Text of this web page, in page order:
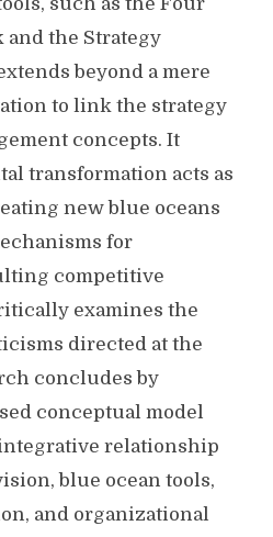
the Strategy
beyond a mere
to link the strategy
concepts. It
transformation acts as
new blue oceans
for
competitive
examines the
directed at the
concludes by
conceptual model
relationship
blue ocean tools,
and organizational